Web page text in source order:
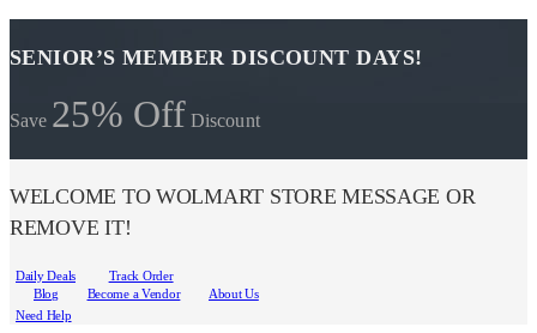
SENIOR’S MEMBER DISCOUNT DAYS!
Save 25% Off Discount
WELCOME TO WOLMART STORE MESSAGE OR
REMOVE IT!
Daily Deals
Track Order
Blog
Become a Vendor
About Us
Need Help